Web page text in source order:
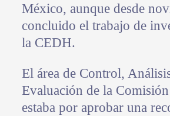
México, aunque desde
concluido el trabajo de
la CEDH.
El área de Control,
Evaluación de la
estaba por aprobar una